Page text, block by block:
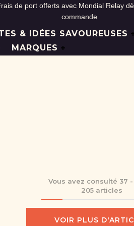
de port offerts avec Mondial Relay
commande
& IDÉES SAVOUREUSES
MARQUES
Vous avez consulté 37 -
205 articles
VOIR PLUS